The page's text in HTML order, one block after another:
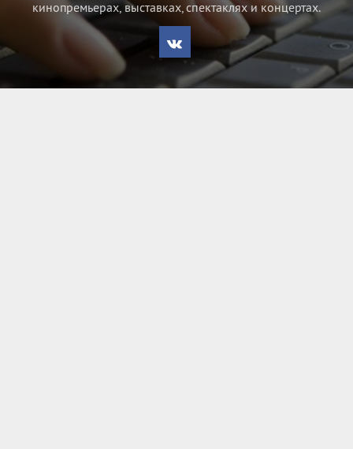
кинопремьерах, выставках, спектаклях и концертах.